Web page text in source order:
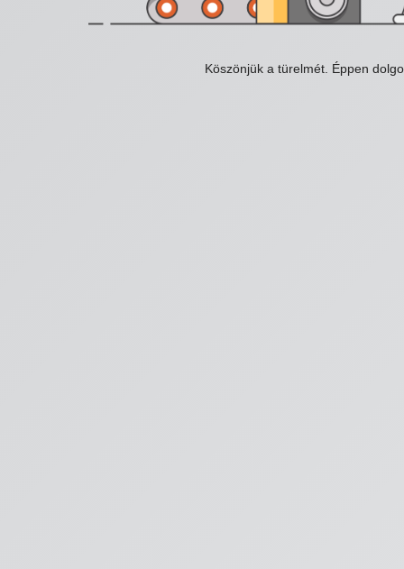
Köszönjük a türelmét. Éppen